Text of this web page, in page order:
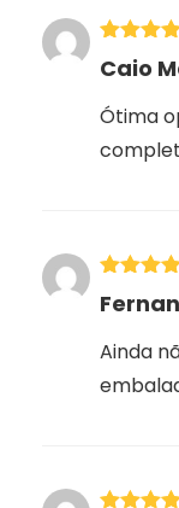
Avaliação
de 5
Caio
Ótima
de 5
Ainda